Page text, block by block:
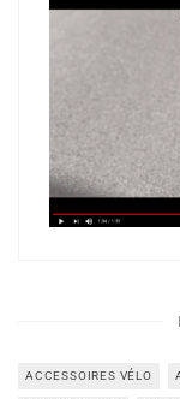
ACCESSOIRES VÉLO